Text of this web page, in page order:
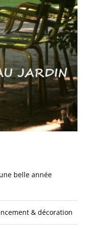
belle année
& décoration